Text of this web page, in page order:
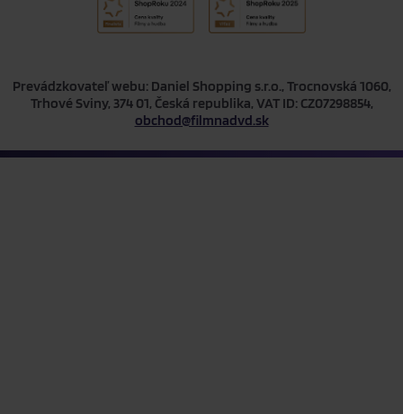
Prevádzkovateľ webu: Daniel Shopping s.r.o., Trocnovská 1060,
Trhové Sviny, 374 01, Česká republika, VAT ID: CZ07298854,
obchod@filmnadvd.sk